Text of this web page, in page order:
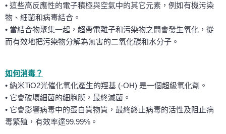
• 這些高反應性的電子積極與空氣中的其它元素，例如有機污染
物、細菌和病毒結合。
• 當結合物聚集一起，超帶電離子和污染物之間會發生氧化，從
而有效地把污染物分解為無害的二氧化碳和水分子。
如何消毒？
• 納米TiO2光催化氧化產生的羥基 (-OH) 是一個超級氧化劑。
• 它會破壞細菌的細胞膜，最終滅菌。
• 它會影響病毒中的蛋白質物質，最終終止病毒的活性及阻止病
毒繁殖，有效率達99.99%。